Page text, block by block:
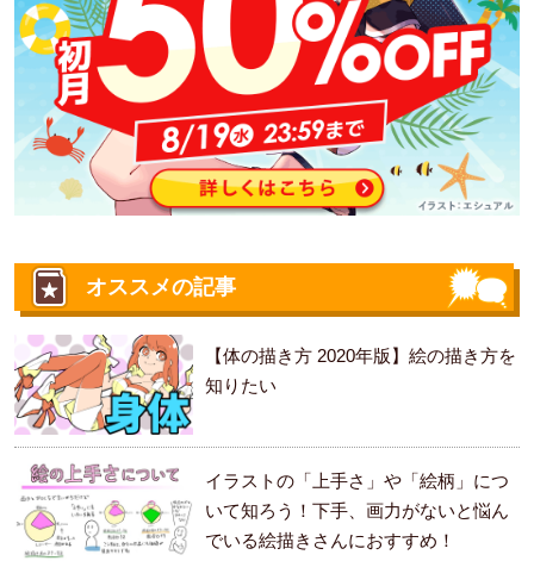
オススメの記事
【体の描き方 2020年版】絵の描き方を
知りたい
イラストの「上手さ」や「絵柄」につ
いて知ろう！下手、画力がないと悩ん
でいる絵描きさんにおすすめ！